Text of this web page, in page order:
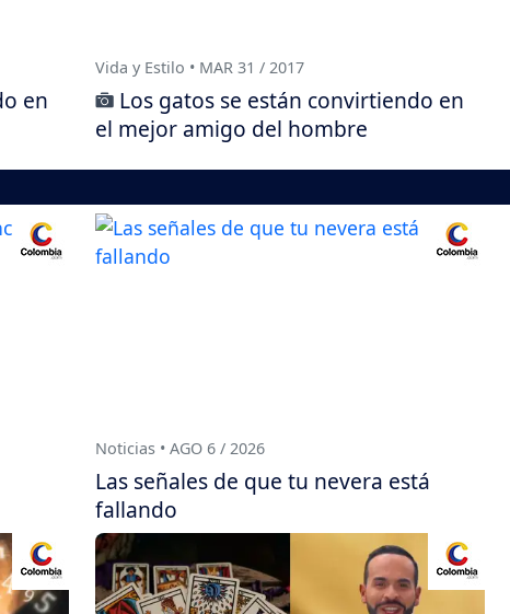
en
Vida y Estilo • MAR 31 / 2017
Los gatos se están convirtiendo en
el mejor amigo del hombre
Noticias • AGO 6 / 2026
Las señales de que tu nevera está
fallando